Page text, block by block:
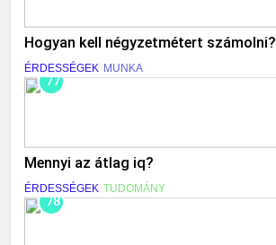
Hogyan kell négyzetmétert számolni?
ÉRDESSÉGEK MUNKA
77
Mennyi az átlag iq?
ÉRDESSÉGEK TUDOMÁNY
78